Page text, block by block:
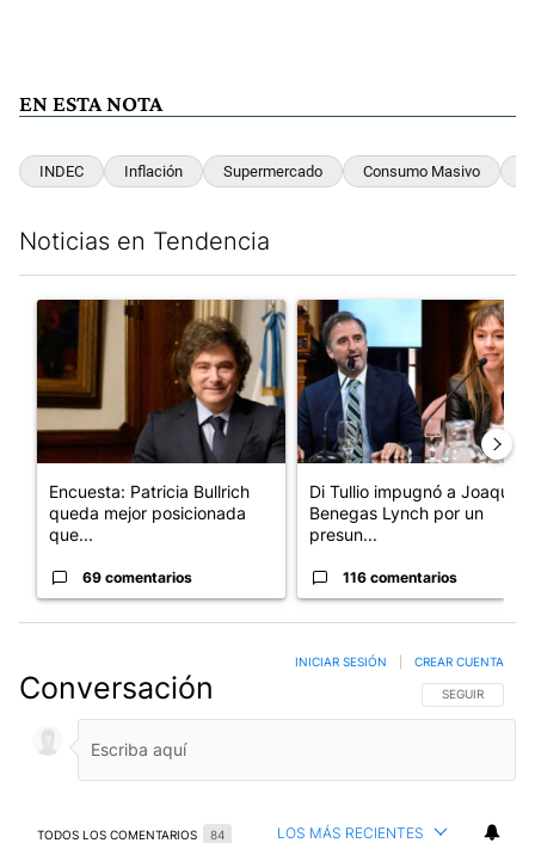
EN ESTA NOTA
INDEC Inflación Supermercado Consumo Masivo
Noticias en Tendencia
Un artículo de tendencia con el título "Encuesta: Patricia
Encuesta: Patricia Bullrich
queda mejor posicionada
que...
69 comentarios
Un artículo de tendencia con
Di Tullio impugnó a Joaquín
Benegas Lynch por un
presun...
116 comentarios
Conversación SIGA ESTA
SEGUIR
INICIAR SESIÓN CREAR CUENTA
TODOS LOS COMENTARIOS 84 LOS MÁS RECIENTES